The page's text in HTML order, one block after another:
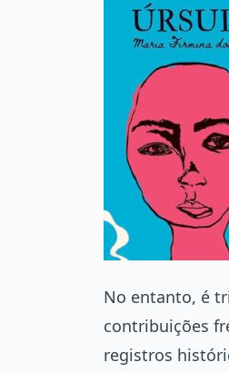
No entanto, é
contribuições
registros